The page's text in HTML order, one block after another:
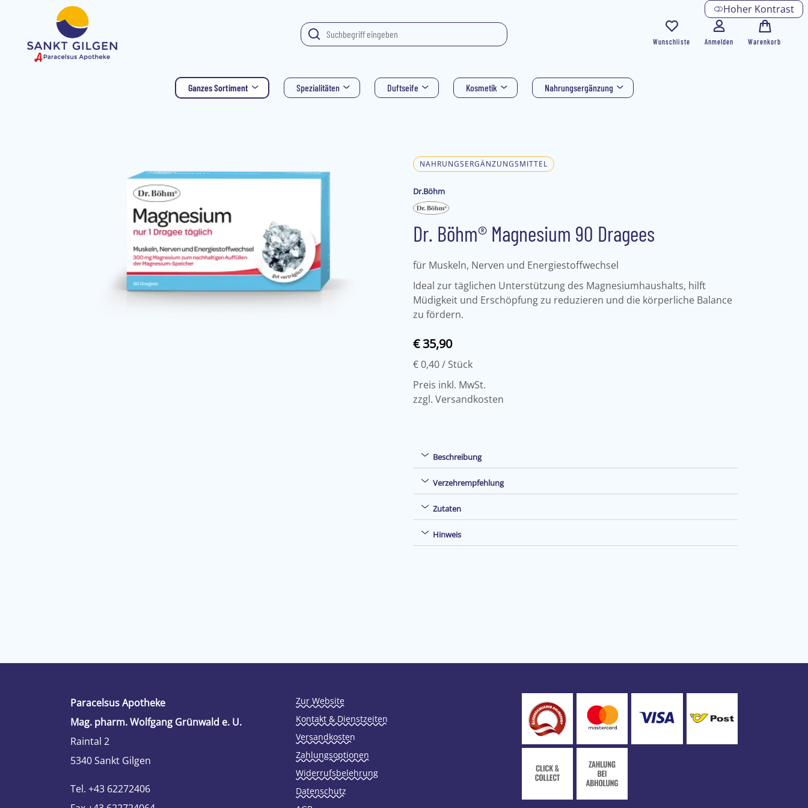
Hoher Kontrast
Wunschliste Anmelden Warenkorb
Ganzes Sortiment Spezialitäten Duftseife Kosmetik Nahrungsergänzung
NAHRUNGSERGÄNZUNGSMITTEL
Dr.Böhm
Dr. Böhm® Magnesium 90 Dragees
für Muskeln, Nerven und Energiestoffwechsel
Ideal zur täglichen Unterstützung des Magnesiumhaushalts, hilft
Müdigkeit und Erschöpfung zu reduzieren und die körperliche Balance
zu fördern.
€ 35,90
€ 0,40/ Stück
Preis inkl. MwSt.
zzgl. Versandkosten
Beschreibung
Verzehrempfehlung
Zutaten
Hinweis
Paracelsus Apotheke
Mag. pharm. Wolfgang Grünwald e. U.
Raintal 2
5340 Sankt Gilgen
Tel. +43 62272406
Zur Website
Kontakt & Dienstzeiten
Versandkosten
Zahlungsoptionen
Widerrufsbelehrung
Datenschutz